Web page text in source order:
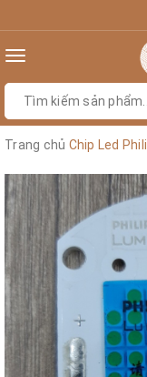
Toggle
Trang chủ Chip Led